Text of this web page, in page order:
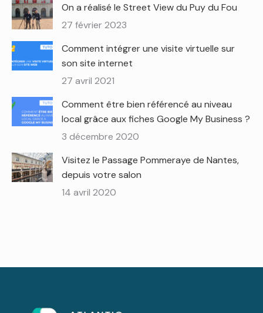
On a réalisé le Street View du Puy du Fou
27 février 2023
Comment intégrer une visite virtuelle sur
son site internet
27 avril 2021
Comment être bien référencé au niveau
local grâce aux fiches Google My Business ?
3 décembre 2020
Visitez le Passage Pommeraye de Nantes,
depuis votre salon
14 avril 2020